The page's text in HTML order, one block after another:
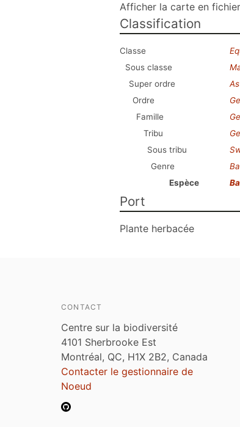
Afficher la carte en fichier
Classification
Classe
Sous classe
Super ordre
Ordre
Famille
Tribu
Sous tribu
Genre
Espèce
Port
Plante herbacée
CONTACT
Centre sur la biodiversité
4101 Sherbrooke Est
Montréal, QC, H1X 2B2, Canada
Contacter le gestionnaire de
Noeud